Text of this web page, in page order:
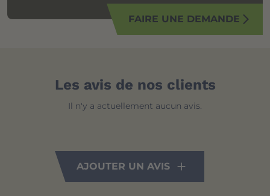
FAIRE UNE DEMANDE arrow_forward_ios
Les avis de nos clients
Il n'y a actuellement aucun avis.
AJOUTER UN AVIS